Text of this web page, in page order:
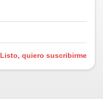
Listo, quiero suscribirme